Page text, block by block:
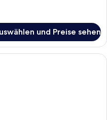
und Preise sehen
ordentlich bezogenes Bett mit